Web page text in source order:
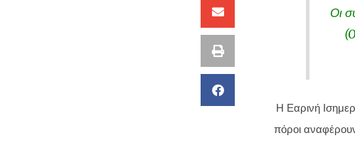
Οι
Η Εαρινή
πόροι